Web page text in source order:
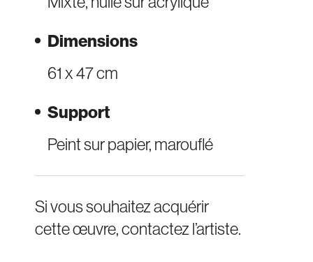
Dimensions
61 x 47 cm
Support
Peint sur papier, marouflé
Si vous souhaitez acquérir
cette œuvre, contactez l’artiste.